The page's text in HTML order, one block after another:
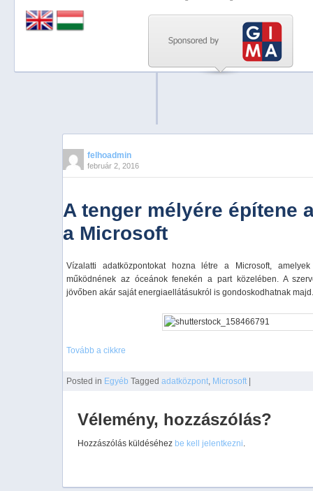
felhoadmin
február 2, 2016
A tenger mélyére építene
a Microsoft
Vízalatti adatközpontokat hozna létre a Microsoft,
működnének az óceánok fenekén a part közelében. A
jövőben akár saját energiaellátásukról is gondoskodhatnak
Tovább a cikkre
Posted in Egyéb Tagged adatközpont, Microsoft |
Vélemény, hozzászólás?
Hozzászólás küldéséhez be kell jelentkezni.